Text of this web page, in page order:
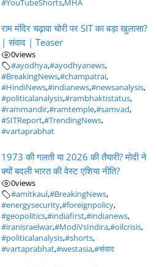
#YouTubeShorts,MHA
राम मंदिर चढ़ावा चोरी पर SIT का बड़ा खुलासा?
| संवाद | Teaser
0views
#ayodhya,#ayodhyanews,
#BreakingNews,#champatrai,
#HindiNews,#indianews,#newsanalysis,
#politicalanalysis,#rambhaktistatus,
#rammandir,#ramtemple,#samvad,
#SITReport,#TrendingNews,
#vartaprabhat
1973 की गलती या 2026 की तैयारी? मोदी ने
क्यों बदली भारत की वेस्ट एशिया नीति?
0views
#amitkaul,#BreakingNews,
#energysecurity,#foreignpolicy,
#geopolitics,#indiafirst,#indianews,
#iranisraelwar,#ModiVsIndira,#oilcrisis,
#politicalanalysis,#shorts,
#vartaprabhat,#westasia,#संवाद